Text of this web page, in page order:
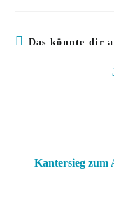
Das könnte dir
Kantersieg zum